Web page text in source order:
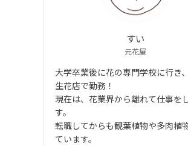
すい
元花屋
大学卒業後に花の専門学校に行き
生花店で勤務！
現在は、花業界から離れて仕事を
す。
転職してからも観葉植物や多肉植
ています。